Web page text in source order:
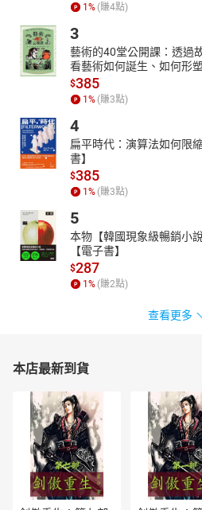
1% (賺4點)
3
藝術的40堂公開課：透過
看藝術如何誕生、如何形
$385
1% (賺3點)
4
扁平時代：演算法如何限
書】
$385
1% (賺3點)
5
本物【韓國現象級暢銷小
【電子書】
$287
1% (賺2點)
查看更多
本店最新到貨